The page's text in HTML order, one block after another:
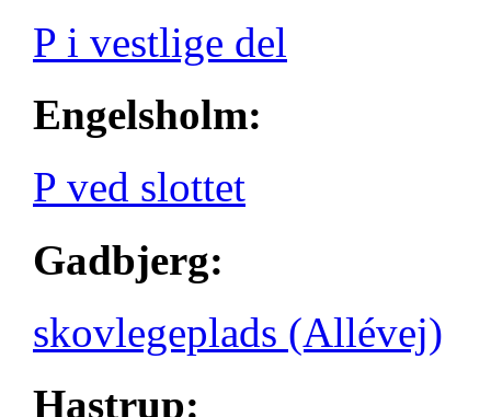
P i vestlige del
Engelsholm:
P ved slottet
Gadbjerg:
skovlegeplads (Allévej)
Hastrup: